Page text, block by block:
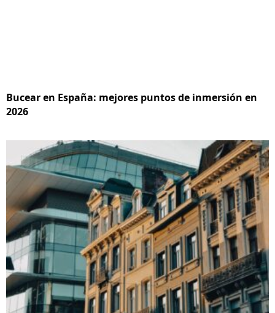
Bucear en España: mejores puntos de inmersión en
2026